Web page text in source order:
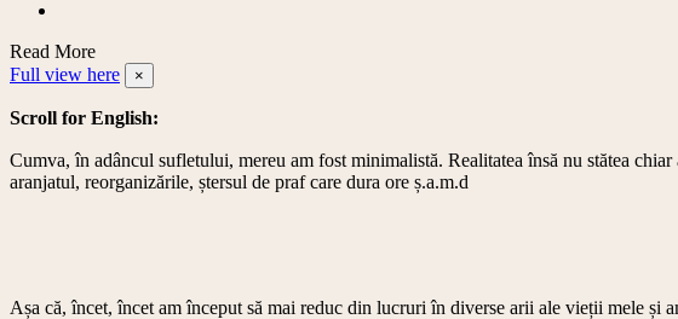
be
a
Read More
Full view here
×
Scroll for English:
Cumva, în adâncul sufletului, mereu am fost minimalistă. Realitatea însă nu stătea
aranjatul, reorganizările, ștersul de praf care dura ore ș.a.m.d
Așa că, încet, încet am început să mai reduc din lucruri în diverse arii ale vieții mele și